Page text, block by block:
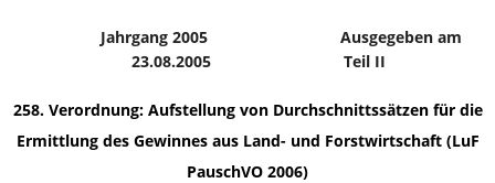
Jahrgang 2005
Ausgegeben am
23.08.2005
Teil II
258. Verordnung: Aufstellung von Durchschnittssätzen für die
Ermittlung des Gewinnes aus Land- und Forstwirtschaft (LuF
PauschVO 2006)